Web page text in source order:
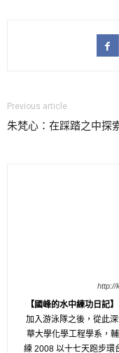
Previous article
朱梵心：在踩踏之中探
http://
【國峰的水中練功日記】
加入游泳隊之後，從此
華大學化學工程學系，
練 2008 以十七天跑步